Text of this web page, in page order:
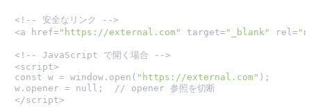
<!-- 安全なリンク -->
<a href= "https://external.com" target= "_blank" rel=
<!-- JavaScript で開く場合 -->
<script>
const w = window.open( "https://external.com" );
w.opener = null;  // opener 参照を切断
</script>